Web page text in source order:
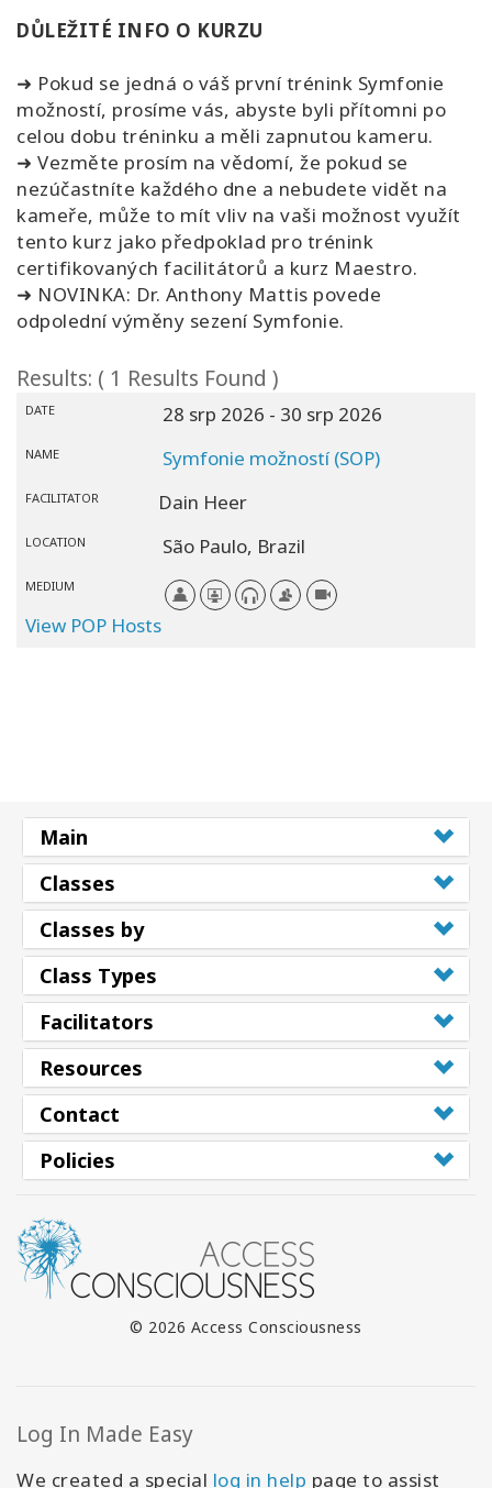
DŮLEŽITÉ INFO O KURZU
➜ Pokud se jedná o váš první trénink Symfonie
možností, prosíme vás, abyste byli přítomni po
celou dobu tréninku a měli zapnutou kameru.
➜ Vezměte prosím na vědomí, že pokud se
nezúčastníte každého dne a nebudete vidět na
kameře, může to mít vliv na vaši možnost využít
tento kurz jako předpoklad pro trénink
certifikovaných facilitátorů a kurz Maestro.
➜ NOVINKA: Dr. Anthony Mattis povede
odpolední výměny sezení Symfonie.
Results: ( 1 Results Found )
DATE 28 srp 2026 - 30 srp 2026
NAME Symfonie možností (SOP)
FACILITATOR Dain Heer
LOCATION São Paulo, Brazil
MEDIUM
View POP Hosts
Main
Classes
Classes by
Class Types
Facilitators
Resources
Contact
Policies
© 2026 Access Consciousness
Log In Made Easy
We created a special log in help page to assist